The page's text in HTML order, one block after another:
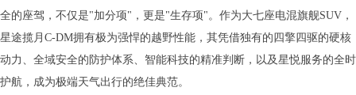
全的座驾，不仅是"加分项"，更是"生存项"。作为大七座电混旗舰SUV，
星途揽月C-DM拥有极为强悍的越野性能，其凭借独有的四擎四驱的硬核
动力、全域安全的防护体系、智能科技的精准判断，以及星悦服务的全时
护航，成为极端天气出行的绝佳典范。